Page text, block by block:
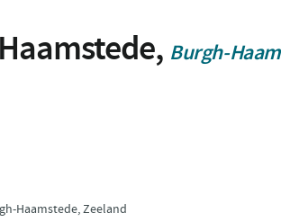
Burgh-
Haamstede, Zeeland